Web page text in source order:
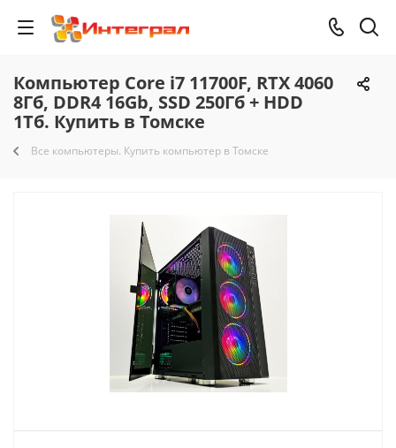
Компьютер Core i7 11700F, RTX 4060
8Гб, DDR4 16Gb, SSD 250Гб + HDD
1Тб. Купить в Томске
Все компьютеры. Купить компьютер в Томске